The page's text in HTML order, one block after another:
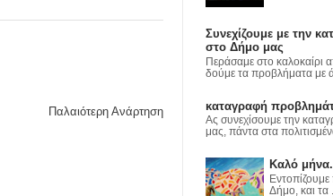
Παλαιότερη Ανάρτηση
Συνεχίζουμε με την
στο Δήμο μας
Περάσαμε στο καλοκαίρι
δούμε τα προβλήματα με
καταγραφή
Ας συνεχίσουμε την
μας, πάντα στα
Καλό
Δήμο, και τα ...